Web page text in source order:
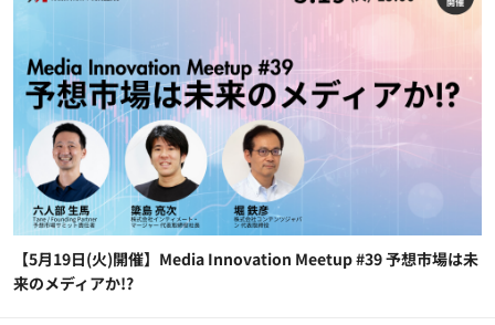
【5月19日(火)開催】Media Innovation Meetup #39 予想市場は未
来のメディアか!?